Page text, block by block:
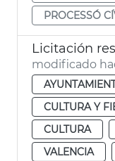
PROCESSÓ
modificado
CULTURA Y
CULTURA
VALENCIA